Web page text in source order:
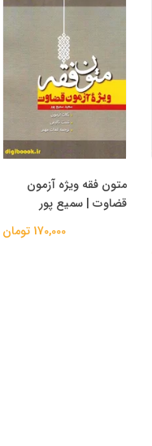
متون فقه ویژه آزمون
قضاوت | سمیع پور
170,000 تومان